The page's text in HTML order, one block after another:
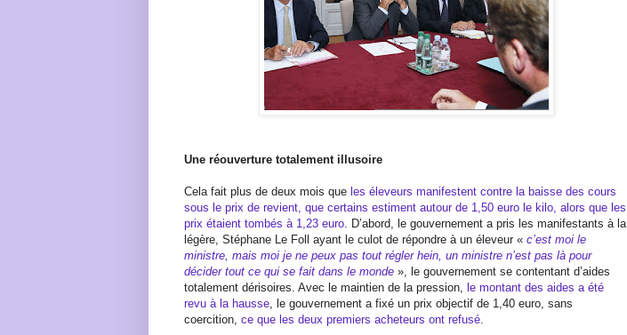
Une réouverture totalement illusoire
Cela fait plus de deux mois que les éleveurs manifestent contre la baisse des cours
sous le prix de revient, que certains estiment autour de 1,50 euro le kilo, alors que les
prix étaient tombés à 1,23 euro . D’abord, le gouvernement a pris les manifestants à la
légère, Stéphane Le Foll ayant le culot de répondre à un éleveur « c’est moi le
ministre, mais moi je ne peux pas tout régler hein, un ministre n’est pas là pour
décider tout ce qui se fait dans le monde », le gouvernement se contentant d’aides
totalement dérisoires. Avec le maintien de la pression, le montant des aides a été
revu à la hausse , le gouvernement a fixé un prix objectif de 1,40 euro, sans
coercition, ce que les deux premiers acheteurs ont refusé